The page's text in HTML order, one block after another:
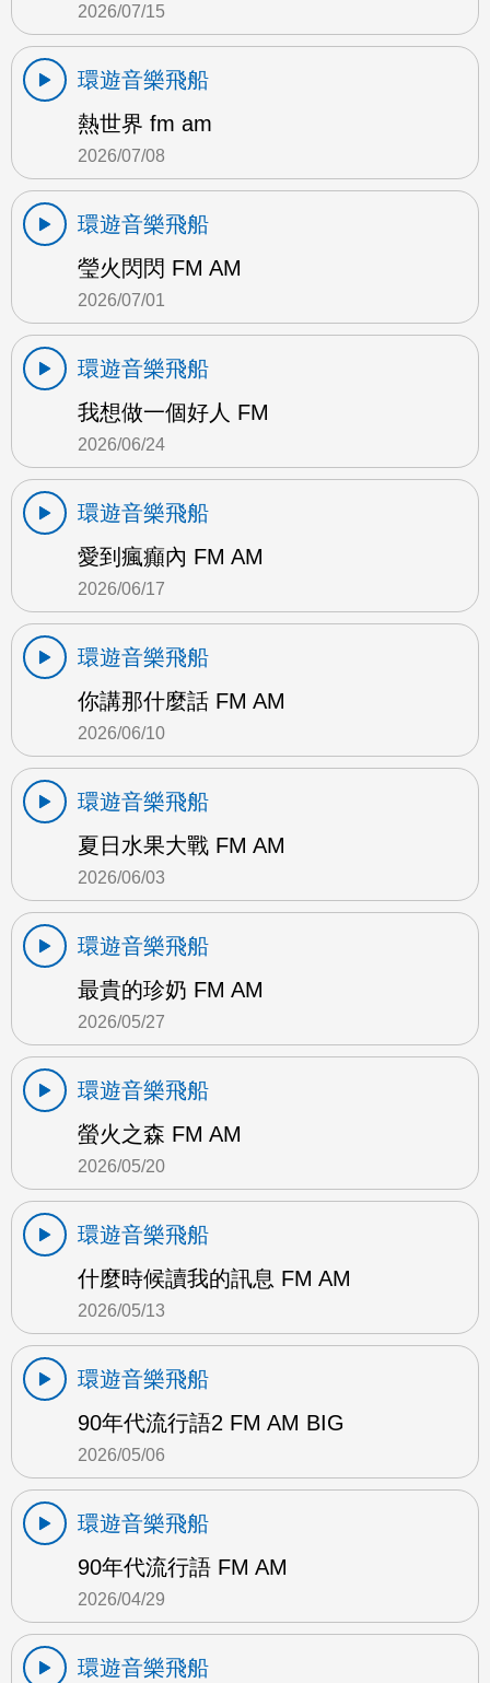
2026/07/15
環遊音樂飛船
熱世界 fm am
2026/07/08
環遊音樂飛船
瑩火閃閃 FM AM
2026/07/01
環遊音樂飛船
我想做一個好人 FM
2026/06/24
環遊音樂飛船
愛到瘋癲內 FM AM
2026/06/17
環遊音樂飛船
你講那什麼話 FM AM
2026/06/10
環遊音樂飛船
夏日水果大戰 FM AM
2026/06/03
環遊音樂飛船
最貴的珍奶 FM AM
2026/05/27
環遊音樂飛船
螢火之森 FM AM
2026/05/20
環遊音樂飛船
什麼時候讀我的訊息 FM AM
2026/05/13
環遊音樂飛船
90年代流行語2 FM AM BIG
2026/05/06
環遊音樂飛船
90年代流行語 FM AM
2026/04/29
環遊音樂飛船